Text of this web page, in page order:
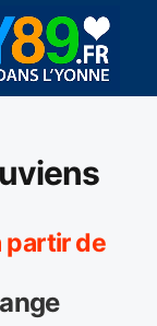
partir de